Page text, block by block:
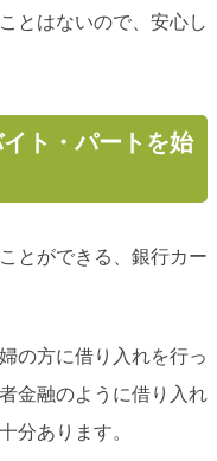
とはないので、安心し
ト・パートを始
とができる、銀行カー
の方に借り入れを行っ
金融のように借り入れ
分あります。